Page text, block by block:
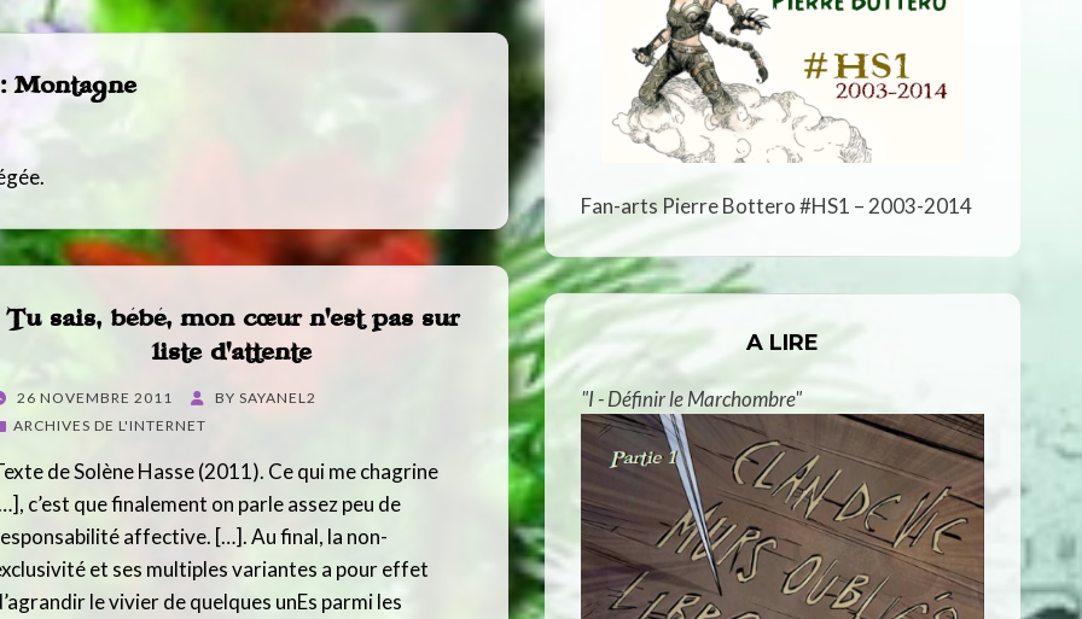
Montagne
Tu sais, bébé, mon cœur n’est pas sur
liste d’attente
26 NOVEMBRE 2011 BY SAYANEL2
ARCHIVES DE L'INTERNET
de Solène Hasse (2011). Ce qui me chagrine
c’est que finalement on parle assez peu de
affective. […]. Au final, la non-
et ses multiples variantes a pour effet
le vivier de quelques unEs parmi les
Fan-arts Pierre Bottero #HS1 – 2003-2014
A LIRE
"I - Définir le Marchombre"